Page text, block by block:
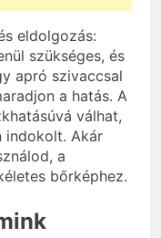
eldolgozás:
szükséges, és
apró szivaccsal
a hatás. A
válhat,
indokolt. Akár
a
bőrképhez.